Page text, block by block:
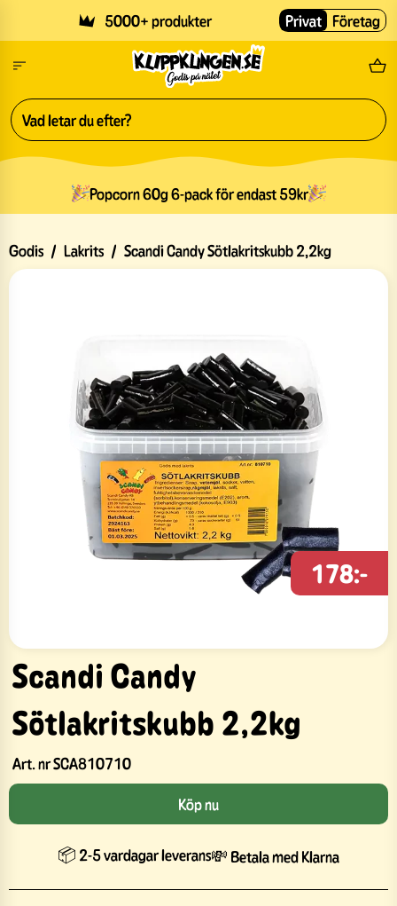
5000+ produkter Fri
Privat Företag
Popcorn 60g 6-pack för endast 59kr
Godis / Lakrits / Scandi Candy Sötlakritskubb 2,2kg
Scandi Candy
Sötlakritskubb 2,2kg
Art. nrSCA810710
178:-
Köp nu
📦 2-5 vardagar leverans💸 Betala med Klarna